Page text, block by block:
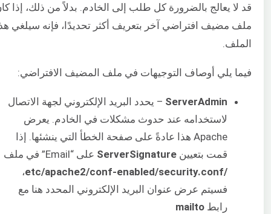
قد لا يعالج بالضرورة كل طلب إلى الخادم. بدلاً من ذلك، إذا
ملف مضيف افتراضي آخر بتعريف أكثر تحديدًا، فإنه سيلغي
الملف.
فيما يلي أوصاف التوجيهات في ملف المضيف الافتراضي:
ServerAdmin – يحدد البريد الإلكتروني لجهة الاتصال
لاستخدامه عند حدوث مشكلات في الخادم. يعرض
Apache هذا عادةً على صفحة الخطأ التي ينشئها. إذا
قمت بتعيين ServerSignature على “Email” في ملف
/etc/apache2/conf-enabled/security.conf
،
فسيتم عرض عنوان البريد الإلكتروني المحدد هنا مع
رابط mailto